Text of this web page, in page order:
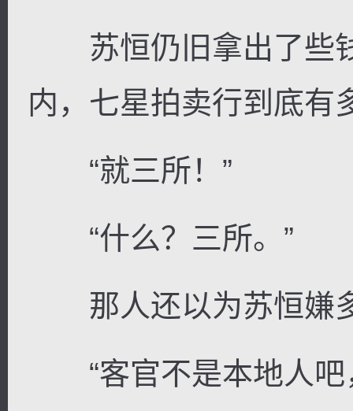
苏恒仍旧拿出了些钱
内，七星拍卖行到底有
“就三所！”
“什么？三所。”
那人还以为苏恒嫌
“客官不是本地人吧